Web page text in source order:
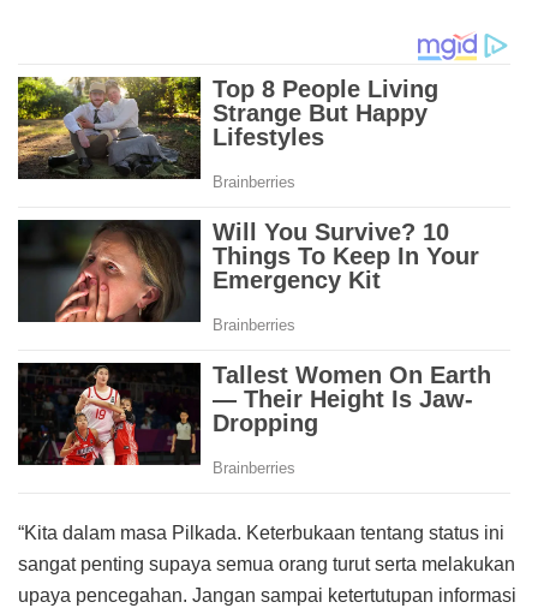
“Kita dalam masa Pilkada. Keterbukaan tentang status ini
sangat penting supaya semua orang turut serta melakukan
upaya pencegahan. Jangan sampai ketertutupan informasi